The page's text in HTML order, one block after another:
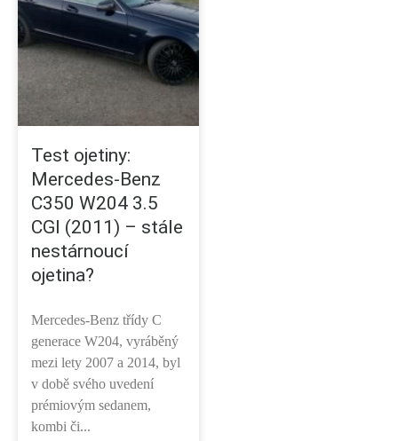
Test ojetiny:
Mercedes-Benz
C350 W204 3.5
CGI (2011) – stále
nestárnoucí
ojetina?
Mercedes-Benz třídy C
generace W204, vyráběný
mezi lety 2007 a 2014, byl
v době svého uvedení
prémiovým sedanem,
kombi či...